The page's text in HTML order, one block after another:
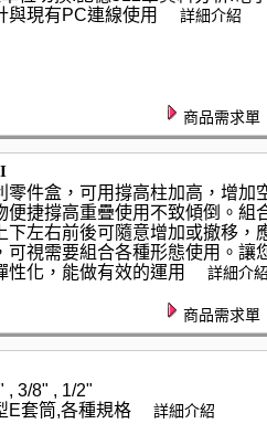
與現有PC連線使用 詳細介紹
商品需求單
零件盒，可用撐高柱加高，增加
便捷撐高重疊使用不致傾倒。組
下左右前後可隨意增加或撤移，
可視需要組合各種形態使用。讓
性化，能做有效的運用 詳細介
商品需求單
, 3/8" , 1/2"
E套筒,各種規格 詳細介紹